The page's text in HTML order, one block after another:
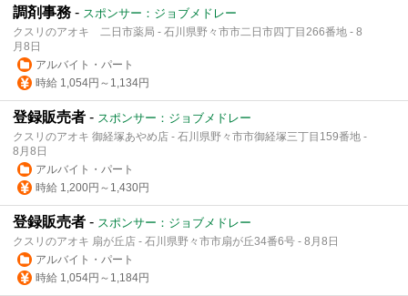
調剤事務 - スポンサー：ジョブメドレー
クスリのアオキ 二日市薬局 - 石川県野々市市二日市四丁目266番地 - 8
月8日
アルバイト・パート
時給 1,054円～1,134円
登録販売者 - スポンサー：ジョブメドレー
クスリのアオキ 御経塚あやめ店 - 石川県野々市市御経塚三丁目159番地 -
8月8日
アルバイト・パート
時給 1,200円～1,430円
登録販売者 - スポンサー：ジョブメドレー
クスリのアオキ 扇が丘店 - 石川県野々市市扇が丘34番6号 - 8月8日
アルバイト・パート
時給 1,054円～1,184円